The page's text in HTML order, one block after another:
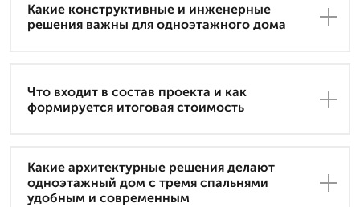
Какие конструктивные и инженерные
решения важны для одноэтажного дома
Что входит в состав проекта и как
формируется итоговая стоимость
Какие архитектурные решения делают
одноэтажный дом с тремя спальнями
удобным и современным